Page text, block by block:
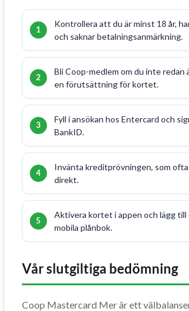
Kontrollera att du är minst 18 år,
och saknar betalningsanmärkning.
Bli Coop-medlem om du inte redan
en förutsättning för kortet.
Fyll i ansökan hos Entercard och
BankID.
Invänta kreditprövningen, som
direkt.
Aktivera kortet i appen och lägg till
mobila plånbok.
Vår slutgiltiga bedömning
Coop Mastercard Mer är ett